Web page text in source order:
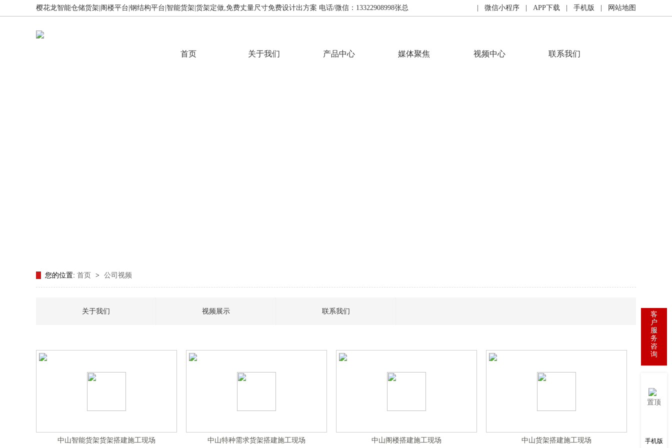
樱花龙智能仓储货架|阁楼平台|钢结构平台|智能货架|货架定做,免费丈量尺寸免费设计出方案 电话/微信：13322908998张总 | 微信小程序 | APP下载 | 手机版 | 网站地图
首页 关于我们 产品中心 媒体聚焦 视频中心 联系我们
您的位置: 首页 > 公司视频
关于我们 视频展示 联系我们
中山智能货架货架搭建施工现场 中山特种需求货架搭建施工现场 中山阁楼搭建施工现场 中山货架搭建施工现场
客
户
服
务
咨
询
置顶
手机版